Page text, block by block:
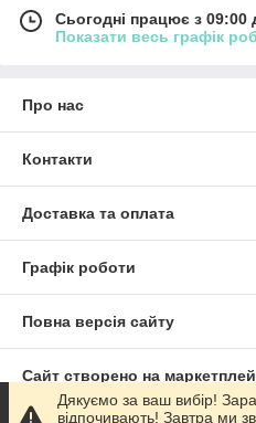
Сьогодні працює з 09:00
Показати весь графік
Про нас
Контакти
Доставка та оплата
Графік роботи
Повна версія сайту
Сайт створено на
Дякуємо за ваш вибір!
відпочивають! Завтра ми